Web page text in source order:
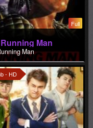
Full
Man
Man
- HD